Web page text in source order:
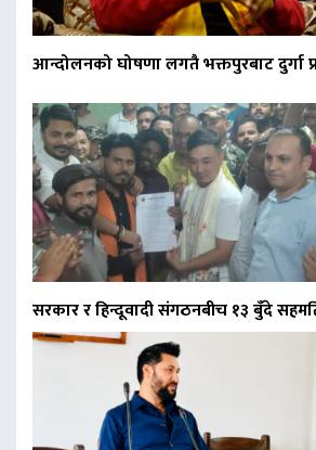
आन्दोलनको घोषणा लगतै भक्तपुरबाट दुर्गा
सरकार र हिन्दूवादी संगठनबीच १३ बुँदे